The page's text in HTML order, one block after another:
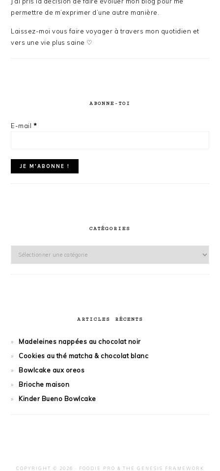
permettre de m’exprimer d’une autre manière.
Laissez-moi vous faire voyager à travers mon quotidien et
vers une vie plus saine ♡
ABONNE-TOI
E-mail *
CATÉGORIES
Catégories
ARTICLES RÉCENTS
Madeleines nappées au chocolat noir
Cookies au thé matcha & chocolat blanc
Bowlcake aux oreos
Brioche maison
Kinder Bueno Bowlcake
COPYRIGHT © 2026 · FOODIE PRO & THE GENESIS FRAMEWORK